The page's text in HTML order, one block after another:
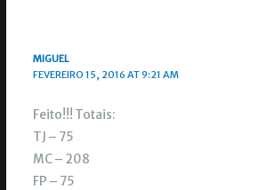
MIGUEL
FEVEREIRO 15, 2016 AT 9:21 AM
Feito!!! Totais:
TJ – 75
MC – 208
FP – 75